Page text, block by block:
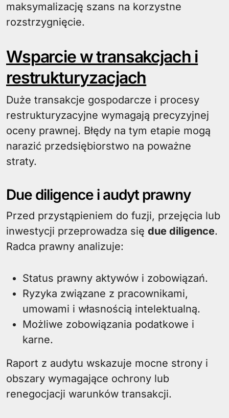
maksymalizację szans na korzystne
rozstrzygnięcie.
Wsparcie w transakcjach i
restrukturyzacjach
Duże transakcje gospodarcze i procesy
restrukturyzacyjne wymagają precyzyjnej
oceny prawnej. Błędy na tym etapie mogą
narazić przedsiębiorstwo na poważne
straty.
Due diligence i audyt prawny
Przed przystąpieniem do fuzji, przejęcia lub
inwestycji przeprowadza się due diligence.
Radca prawny analizuje:
Status prawny aktywów i zobowiązań.
Ryzyka związane z pracownikami,
umowami i własnością intelektualną.
Możliwe zobowiązania podatkowe i
karne.
Raport z audytu wskazuje mocne strony i
obszary wymagające ochrony lub
renegocjacji warunków transakcji.